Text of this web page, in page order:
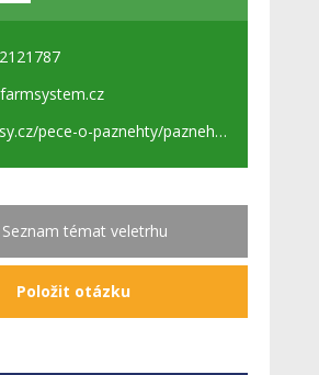
pece-o-paznehty/paznehtarske-klece/
Seznam témat veletrhu
Položit otázku